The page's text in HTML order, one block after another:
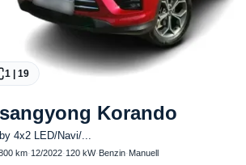
1 | 19
Korando
4x2 LED/Navi/...
km· 12/2022· 120 kW· Benzin· Manuell